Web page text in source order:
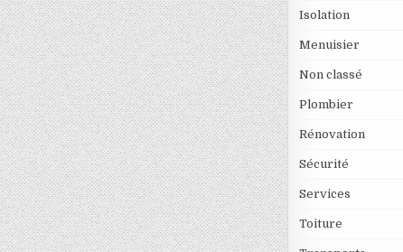
Isolation
Menuisier
Non classé
Plombier
Rénovation
Sécurité
Services
Toiture